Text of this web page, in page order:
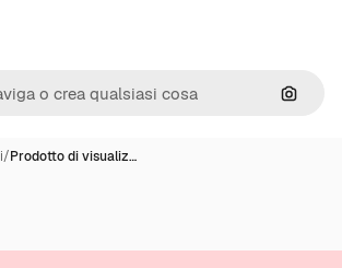
Cerca
/Prodotto di visualiz…